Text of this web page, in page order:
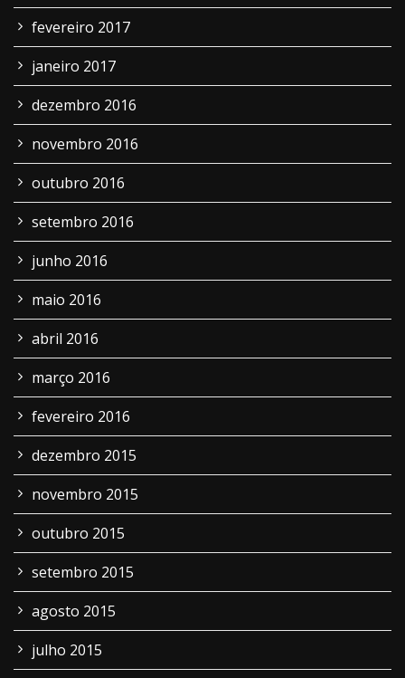
fevereiro 2017
janeiro 2017
dezembro 2016
novembro 2016
outubro 2016
setembro 2016
junho 2016
maio 2016
abril 2016
março 2016
fevereiro 2016
dezembro 2015
novembro 2015
outubro 2015
setembro 2015
agosto 2015
julho 2015